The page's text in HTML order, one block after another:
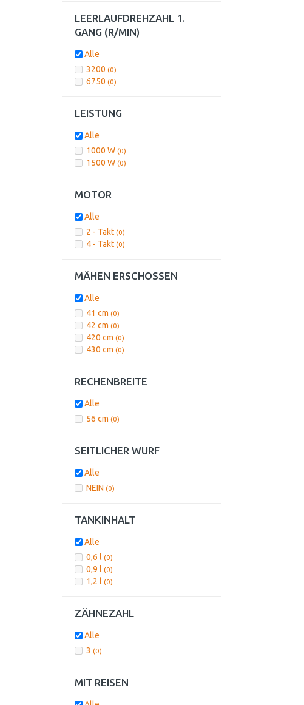
LEERLAUFDREHZAHL 1.
GANG (R/MIN)
Alle
3200 (0)
6750 (0)
LEISTUNG
Alle
1000 W (0)
1500 W (0)
MOTOR
Alle
2 - Takt (0)
4 - Takt (0)
MÄHEN ERSCHOSSEN
Alle
41 cm (0)
42 cm (0)
420 cm (0)
430 cm (0)
RECHENBREITE
Alle
56 cm (0)
SEITLICHER WURF
Alle
NEIN (0)
TANKINHALT
Alle
0,6 l (0)
0,9 l (0)
1,2 l (0)
ZÄHNEZAHL
Alle
3 (0)
MIT REISEN